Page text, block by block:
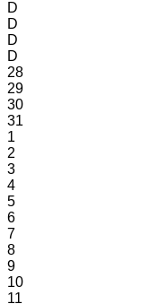
D
D
D
D
28
29
30
31
1
2
3
4
5
6
7
8
9
10
11